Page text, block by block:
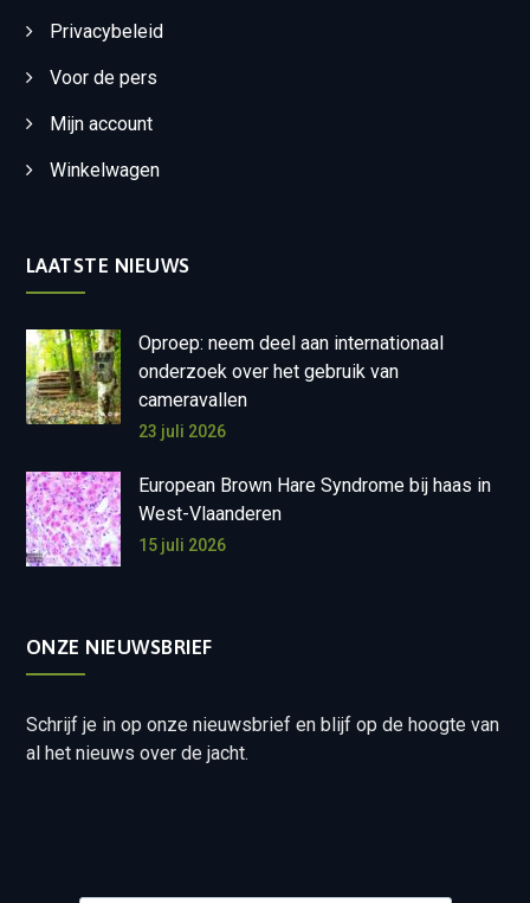
Privacybeleid
Voor de pers
Mijn account
Winkelwagen
LAATSTE NIEUWS
Oproep: neem deel aan internationaal
onderzoek over het gebruik van
cameravallen
23 juli 2026
European Brown Hare Syndrome bij haas in
West-Vlaanderen
15 juli 2026
ONZE NIEUWSBRIEF
Schrijf je in op onze nieuwsbrief en blijf op de hoogte van
al het nieuws over de jacht.